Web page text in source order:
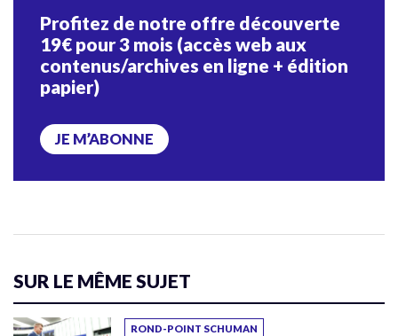
Profitez de notre offre découverte
19€ pour 3 mois (accès web aux
contenus/archives en ligne + édition
papier)
JE M’ABONNE
SUR LE MÊME SUJET
ROND-POINT SCHUMAN